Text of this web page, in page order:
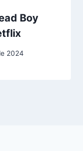
Boy
2024